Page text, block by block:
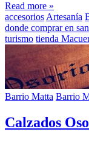
Read more »
accesorios Artesanía
donde comprar en
turismo tienda
Barrio Matta Barrio
Calzados